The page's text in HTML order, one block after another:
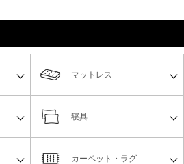
マットレス
寝具
カーペット・ラグ